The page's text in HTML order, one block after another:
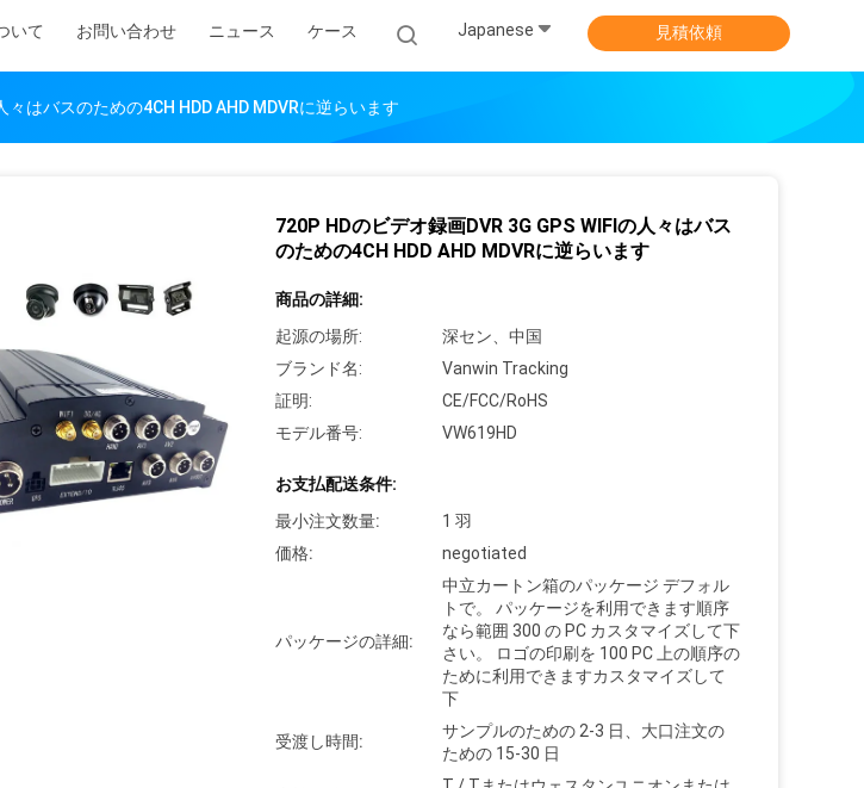
いて お問い合わせ ニュース ケース Japanese 見積依頼
々はバスのための4CH HDD AHD MDVRに逆らいます
720P HDのビデオ録画DVR 3G GPS WIFIの人々はバス
のための4CH HDD AHD MDVRに逆らいます
商品の詳細:
起源の場所:
深セン、中国
ブランド名:
Vanwin Tracking
証明:
CE/FCC/RoHS
モデル番号:
VW619HD
お支払配送条件:
最小注文数量:
1 羽
価格:
negotiated
パッケージの詳細:
中立カートン箱のパッケージ デフォル
トで。 パッケージを利用できます順序
なら範囲 300 の PC カスタマイズして下
さい。 ロゴの印刷を 100 PC 上の順序の
ために利用できますカスタマイズして
下
受渡し時間:
サンプルのための 2-3 日、大口注文の
ための 15-30 日